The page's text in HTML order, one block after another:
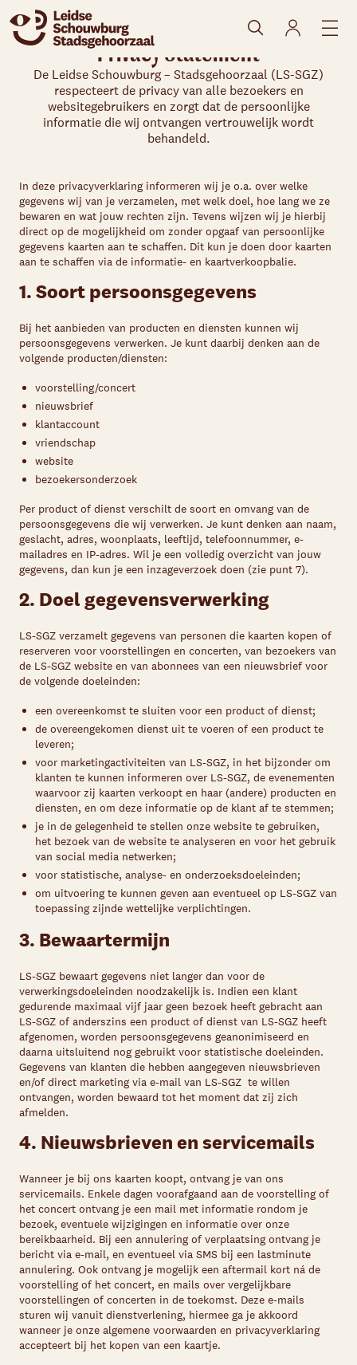
Privacy Statement
De Leidse Schouwburg – Stadsgehoorzaal (LS-SGZ)
respecteert de privacy van alle bezoekers en
websitegebruikers en zorgt dat de persoonlijke
informatie die wij ontvangen vertrouwelijk wordt
behandeld.
In deze privacyverklaring informeren wij je o.a. over welke
gegevens wij van je verzamelen, met welk doel, hoe lang we ze
bewaren en wat jouw rechten zijn. Tevens wijzen wij je hierbij
direct op de mogelijkheid om zonder opgaaf van persoonlijke
gegevens kaarten aan te schaffen. Dit kun je doen door kaarten
aan te schaffen via de informatie- en kaartverkoopbalie.
1. Soort persoonsgegevens
Bij het aanbieden van producten en diensten kunnen wij
persoonsgegevens verwerken. Je kunt daarbij denken aan de
volgende producten/diensten:
voorstelling/concert
nieuwsbrief
klantaccount
vriendschap
website
bezoekersonderzoek
Per product of dienst verschilt de soort en omvang van de
persoonsgegevens die wij verwerken. Je kunt denken aan naam,
geslacht, adres, woonplaats, leeftijd, telefoonnummer, e-
mailadres en IP-adres. Wil je een volledig overzicht van jouw
gegevens, dan kun je een inzageverzoek doen (zie punt 7).
2. Doel gegevensverwerking
LS-SGZ verzamelt gegevens van personen die kaarten kopen of
reserveren voor voorstellingen en concerten, van bezoekers van
de LS-SGZ website en van abonnees van een nieuwsbrief voor
de volgende doeleinden:
een overeenkomst te sluiten voor een product of dienst;
de overeengekomen dienst uit te voeren of een product te
leveren;
voor marketingactiviteiten van LS-SGZ, in het bijzonder om
klanten te kunnen informeren over LS-SGZ, de evenementen
waarvoor zij kaarten verkoopt en haar (andere) producten en
diensten, en om deze informatie op de klant af te stemmen;
je in de gelegenheid te stellen onze website te gebruiken,
het bezoek van de website te analyseren en voor het gebruik
van social media netwerken;
voor statistische, analyse- en onderzoeksdoeleinden;
om uitvoering te kunnen geven aan eventueel op LS-SGZ van
toepassing zijnde wettelijke verplichtingen.
3. Bewaartermijn
LS-SGZ bewaart gegevens niet langer dan voor de
verwerkingsdoeleinden noodzakelijk is. Indien een klant
gedurende maximaal vijf jaar geen bezoek heeft gebracht aan
LS-SGZ of anderszins een product of dienst van LS-SGZ heeft
afgenomen, worden persoonsgegevens geanonimiseerd en
daarna uitsluitend nog gebruikt voor statistische doeleinden.
Gegevens van klanten die hebben aangegeven nieuwsbrieven
en/of direct marketing via e-mail van LS-SGZ te willen
ontvangen, worden bewaard tot het moment dat zij zich
afmelden.
4. Nieuwsbrieven en servicemails
Wanneer je bij ons kaarten koopt, ontvang je van ons
servicemails. Enkele dagen voorafgaand aan de voorstelling of
het concert ontvang je een mail met informatie rondom je
bezoek, eventuele wijzigingen en informatie over onze
bereikbaarheid. Bij een annulering of verplaatsing ontvang je
bericht via e-mail, en eventueel via SMS bij een lastminute
annulering. Ook ontvang je mogelijk een aftermail kort ná de
voorstelling of het concert, en mails over vergelijkbare
voorstellingen of concerten in de toekomst. Deze e-mails
sturen wij vanuit dienstverlening, hiermee ga je akkoord
wanneer je onze algemene voorwaarden en privacyverklaring
accepteert bij het kopen van een kaartje.